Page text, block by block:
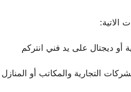
الاتية:
أو ديجتال على يد فني انتركم
التجارية والمكاتب أو المنازل